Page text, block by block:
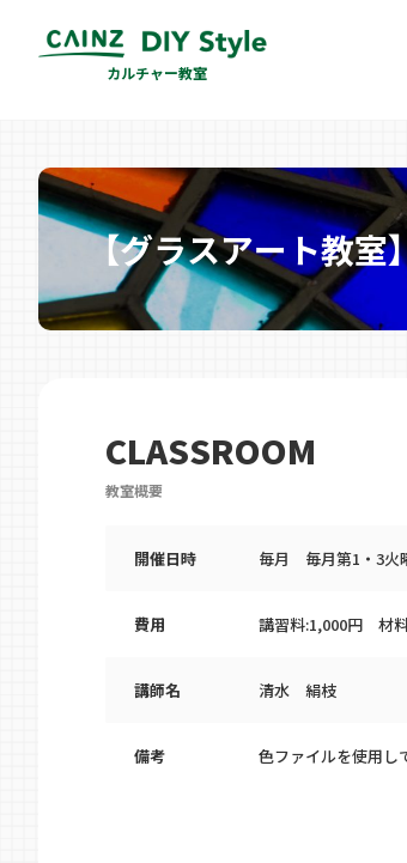
カルチャー教室
【グラスアート教室
CLASSROOM
教室概要
開催日時 毎月 毎月第1・3火
費用 講習料:1,000円 材
講師名 清水 絹枝
備考 色ファイルを使用し